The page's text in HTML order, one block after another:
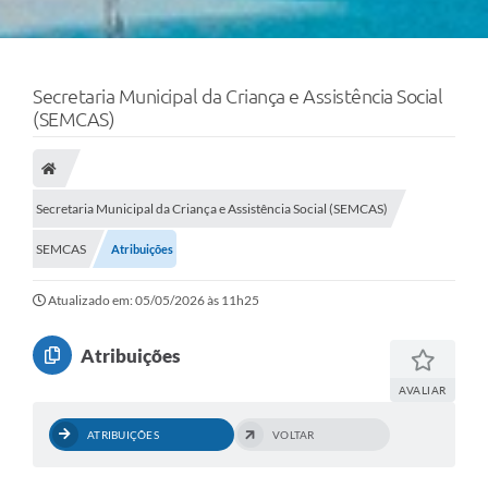
Secretaria Municipal da Criança e Assistência Social
(SEMCAS)
Secretaria Municipal da Criança e Assistência Social (SEMCAS)
SEMCAS Atribuições
Atualizado em: 05/05/2026 às 11h25
Atribuições
AVALIAR
ATRIBUIÇÕES VOLTAR